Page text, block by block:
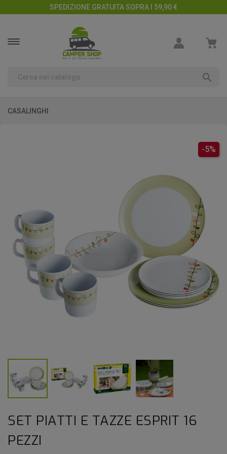
SPEDIZIONE GRATUITA SOPRA I 59,90 €

CASALINGHI
-5%
SET PIATTI E TAZZE ESPRIT 16
PEZZI